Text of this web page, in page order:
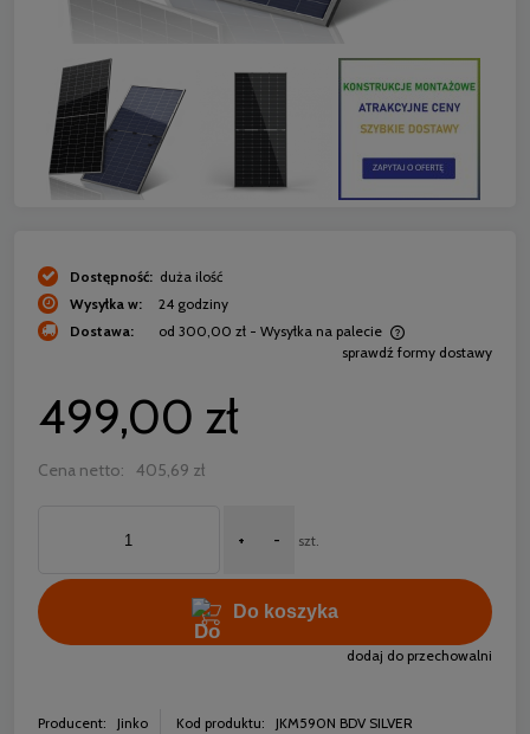
Dostępność: duża ilość
Wysyłka w:
24 godziny
Dostawa:
od 300,00 zł - Wysyłka na palecie
Cena nie zawiera ewentualnych kosztów płatnościsprawdź formy dostawy
499,00 zł
Cena netto: 405,69 zł
+ - szt.
Do koszyka
dodaj do przechowalni
Producent: Jinko Kod produktu: JKM590N BDV SILVER